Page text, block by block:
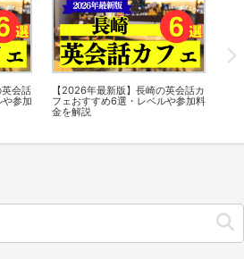
会話
参加
【2026年最新版】長崎の英会話カ
フェおすすめ6選・レベルや参加料
金を解説